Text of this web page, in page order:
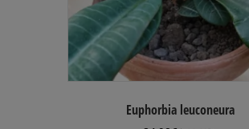
Euphorbia leuconeura